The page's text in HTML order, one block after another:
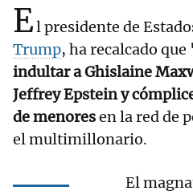
El presidente de
Trump, ha recalcado que
indultar a Ghislaine
Jeffrey Epstein y
de menoresen la red de
el multimillonario.
El